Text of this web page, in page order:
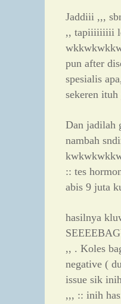
Jaddiii ,,,
,, tapiiiiiiiii
pun after
spesialis
sekeren
Dan jadilah
nambah
:: tes
abis 9 juta
hasilnya
,, . Koles
negative (
issue sik
,,, :: inih